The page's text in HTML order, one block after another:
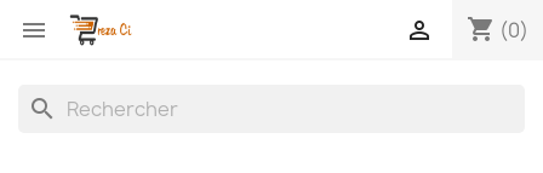
 shopping_cart (0)

search